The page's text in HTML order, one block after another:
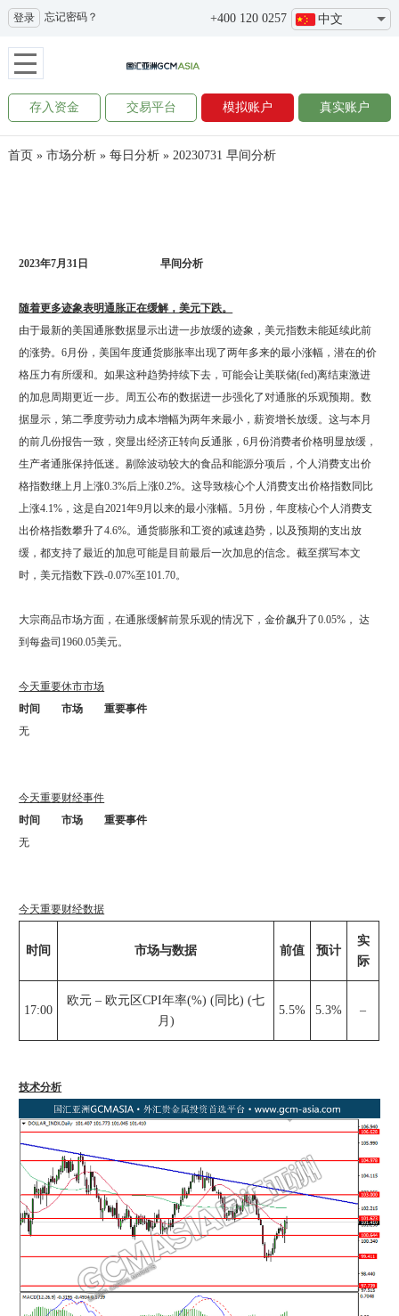
+400 120 0257 中文
登录 忘记密码？
存入资金 交易平台 模拟账户 真实账户
首页 » 市场分析 » 每日分析 »20230731 早间分析
2023年7月31 日 早间分析
随着更多迹象表明通胀正在缓解，美元下跌。
由于最新的美国通胀数据显示出进一步放缓的迹象，美元指数未能延续此前
的涨势。6月份，美国年度通货膨胀率出现了两年多来的最小涨幅，潜在的价
格压力有所缓和。如果这种趋势持续下去，可能会让美联储(fed)离结束激进
的加息周期更近一步。周五公布的数据进一步强化了对通胀的乐观预期。数
据显示，第二季度劳动力成本增幅为两年来最小，薪资增长放缓。这与本月
的前几份报告一致，突显出经济正转向反通胀，6月份消费者价格明显放缓，
生产者通胀保持低迷。剔除波动较大的食品和能源分项后，个人消费支出价
格指数继上月上涨0.3%后上涨0.2%。这导致核心个人消费支出价格指数同比
上涨4.1%，这是自2021年9月以来的最小涨幅。5月份，年度核心个人消费支
出价格指数攀升了4.6%。通货膨胀和工资的减速趋势，以及预期的支出放
缓，都支持了最近的加息可能是目前最后一次加息的信念。截至撰写本文
时，美元指数下跌-0.07%至101.70。
大宗商品市场方面，在通胀缓解前景乐观的情况下，金价飙升了0.05%， 达
到每盎司1960.05美元。
今天重要休市市场
时间
市场
重要事件
无
今天重要财经事件
时间
市场
重要事件
无
今天重要财经数据
时间 市场与数据 前值 预计
实
际
17:00
欧元 – 欧元区CPI年率(%) (同比) (七
月)
5.5% 5.3% –
技术分析